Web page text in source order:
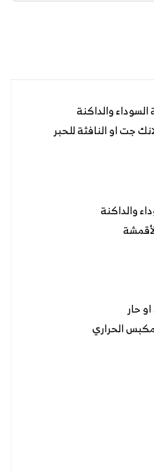
والداكنة
جت او النافثة للحبر
والداكنة
حار
الحراري